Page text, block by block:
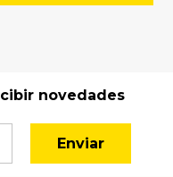
novedades
Enviar